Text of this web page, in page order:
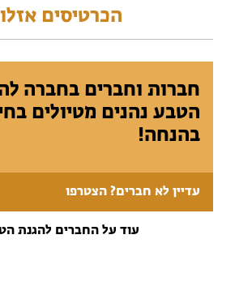
הכרטיסים אזלו
חברות וחברים בחברה
הטבע נהנים מטיולים
בהנחה!
עדיין לא חברים? הצטרפו
עוד על החברים להגנת